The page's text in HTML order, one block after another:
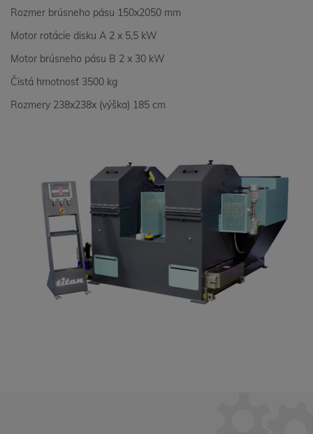
Rozmer brúsneho pásu 150x2050 mm
Motor rotácie disku A 2 x 5,5 kW
Motor brúsneho pásu B 2 x 30 kW
Čistá hmotnosť 3500 kg
Rozmery 238x238x (výška) 185 cm